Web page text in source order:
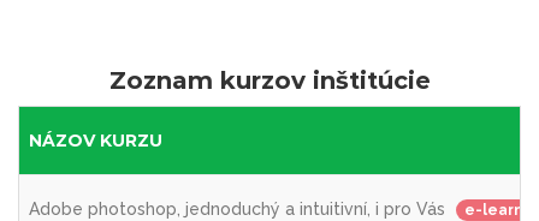
Zoznam kurzov inštitúcie
NÁZOV KURZU
Adobe photoshop, jednoduchý a intuitivní, i pro Vás e-